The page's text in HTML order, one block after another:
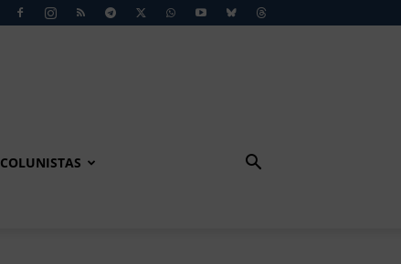
COLUNISTAS